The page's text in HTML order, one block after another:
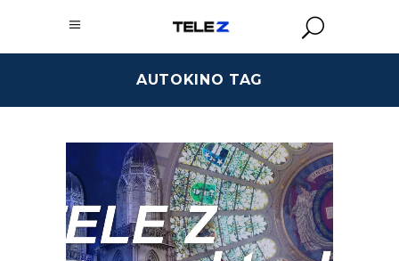
AUTOKINO TAG